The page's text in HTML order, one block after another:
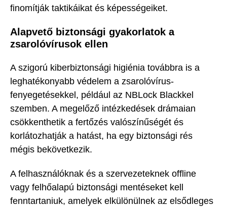
finomítják taktikáikat és képességeiket.
Alapvető biztonsági gyakorlatok a
zsarolóvírusok ellen
A szigorú kiberbiztonsági higiénia továbbra is a
leghatékonyabb védelem a zsarolóvírus-
fenyegetésekkel, például az NBLock Blackkel
szemben. A megelőző intézkedések drámaian
csökkenthetik a fertőzés valószínűségét és
korlátozhatják a hatást, ha egy biztonsági rés
mégis bekövetkezik.
A felhasználóknak és a szervezeteknek offline
vagy felhőalapú biztonsági mentéseket kell
fenntartaniuk, amelyek elkülönülnek az elsődleges